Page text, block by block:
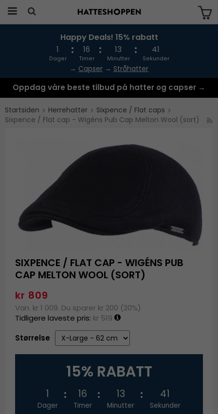
Produktet har blitt lagt til i handlekurven
Happy Deals! 15% rabatt
1
Dager
16
Timer
13
Minutter
41
Sekunder
→ Capser → Stråhatter
Oppdag våre beste tilbud på hatter og capser →
Startsiden Herrehatter
Sixpence / Flat caps
Sixpence / Flat cap - Wigéns Pub Cap Melton Wool (sort)
SIXPENCE / FLAT CAP - WIGÉNS PUB
CAP MELTON WOOL (SORT)
kr 809
Van. kr 1 009. Du sparer kr 200 (20%)
Tidligere laveste pris: kr 519
Størrelse
15% RABATT
1
Dager
16
Timer
13
Minutter
41
Sekunder